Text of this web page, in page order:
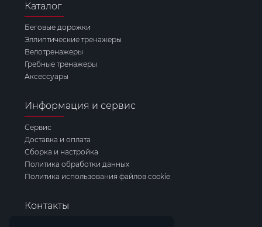
Каталог
Беговые дорожки
Эллиптические тренажеры
Велотренажеры
Гребные тренажеры
Аксессуары
Информация и сервис
Сервис
Доставка и оплата
Сборка и настройка
Политика обработки данных
Политика использования файлов cookie
Контакты